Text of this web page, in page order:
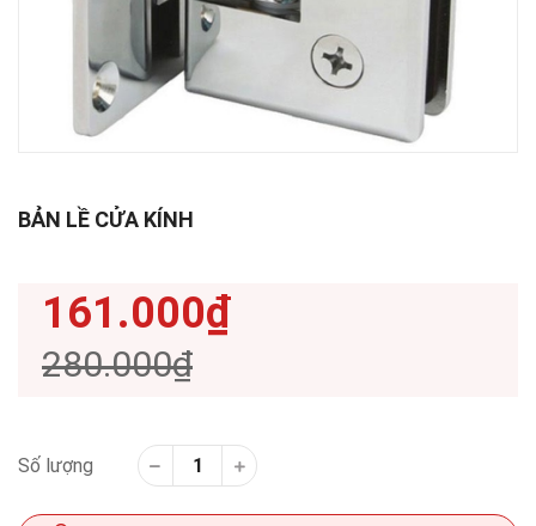
BẢN LỀ CỬA KÍNH
161.000₫
280.000₫
Số lượng